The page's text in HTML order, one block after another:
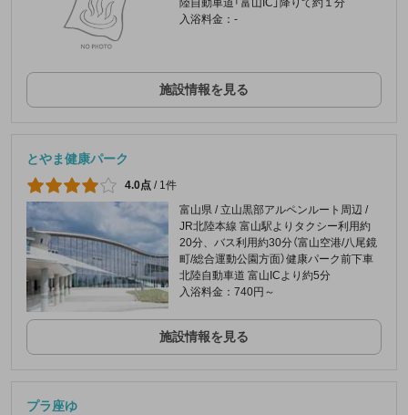
陸自動車道「富山IC」降りて約１分
入浴料金：-
施設情報を見る
とやま健康パーク
4.0点 / 1件
富山県 / 立山黒部アルペンルート周辺 /
JR北陸本線 富山駅よりタクシー利用約
20分、バス利用約30分（富山空港/八尾鏡
町/総合運動公園方面）健康パーク前下車
北陸自動車道 富山ICより約5分
入浴料金：740円～
施設情報を見る
プラ座ゆ